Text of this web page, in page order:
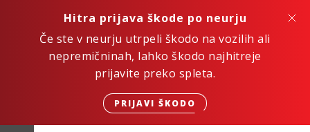
Hitra prijava škode po neurju
Če ste v neurju utrpeli škodo na vozilih ali
nepremičninah, lahko škodo najhitreje
prijavite preko spleta.
PRIJAVI ŠKODO